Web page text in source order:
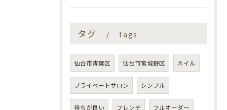
タグ Tags
仙台市青葉区 仙台市宮城野区 ネイル
プライベートサロン シンプル
持ちが良い フレンチ フルオーダー